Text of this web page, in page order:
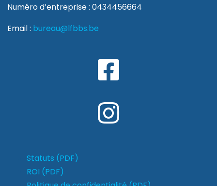
Numéro d’entreprise : 0434456664
Email : bureau@lfbbs.be
Statuts (PDF)
ROI (PDF)